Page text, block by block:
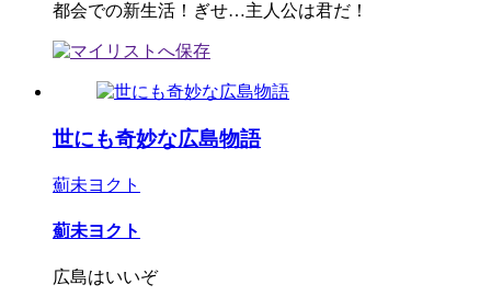
都会での新生活！ぎせ…主人公は君だ！
世にも奇妙な広島物語
薊未ヨクト
薊未ヨクト
広島はいいぞ